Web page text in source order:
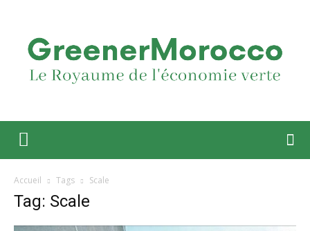
Accueil Tags Scale
Tag: Scale